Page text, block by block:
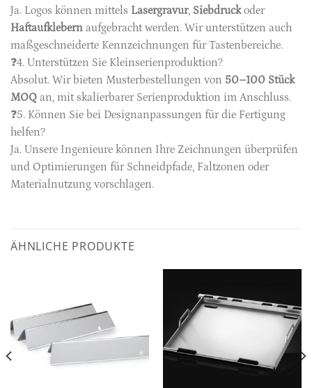
Ja. Logos können mittels Lasergravur, Siebdruckoder
Haftaufklebern aufgebracht werden. Wir unterstützen auch
maßgeschneiderte Kennzeichnungen für Tastenbereiche.
❓4. Unterstützen Sie Kleinserienproduktion?
Absolut. Wir bieten Musterbestellungen von 50–100 Stück
MOQ an, mit skalierbarer Serienproduktion im Anschluss.
❓5. Können Sie bei Designanpassungen für die Fertigung
helfen?
Ja. Unsere Ingenieure können Ihre Zeichnungen überprüfen
und Optimierungen für Schneidpfade, Faltzonen oder
Materialnutzung vorschlagen.
ÄHNLICHE PRODUKTE